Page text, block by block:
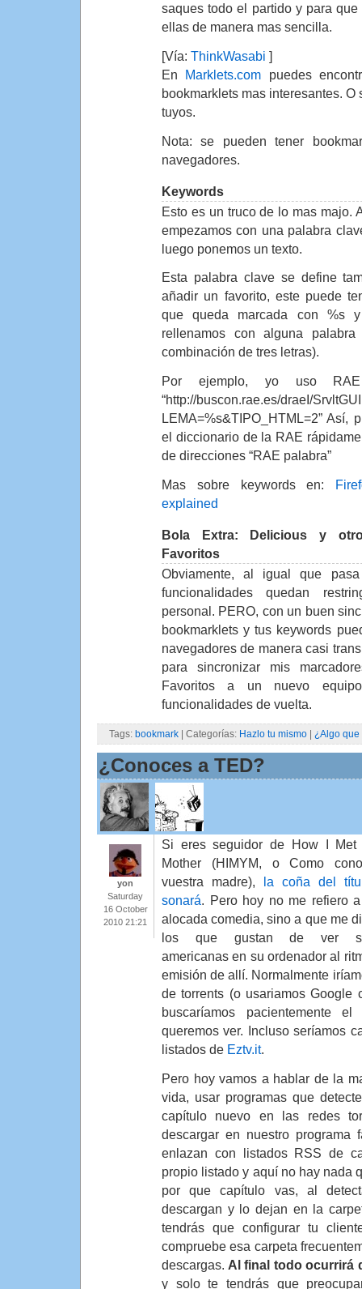
saques todo el partido y para
ellas de manera mas sencilla.
[Vía: ThinkWasabi ]
En Marklets.com puedes
bookmarklets mas interesantes. O
tuyos.
Nota: se pueden tener
navegadores.
Keywords
Esto es un truco de lo mas majo.
empezamos con una palabra
luego ponemos un texto.
Esta palabra clave se define
añadir un favorito, este puede
que queda marcada con %s
rellenamos con alguna
combinación de tres letras).
Por ejemplo, yo uso
“http://buscon.rae.es/draeI/
LEMA=%s&TIPO_HTML=2” Así,
el diccionario de la RAE
de direcciones “RAE palabra”
Mas sobre keywords en:
explained
Bola Extra: Delicious y
Favoritos
Obviamente, al igual que
funcionalidades quedan
personal. PERO, con un buen
bookmarklets y tus keywords
navegadores de manera casi
para sincronizar mis
Favoritos a un nuevo
funcionalidades de vuelta.
Tags: bookmark | Categorías: Hazlo tu mismo ¿Algo que
¿Conoces a TED?
yon
Saturday
16 October
2010 21:21
Si eres seguidor de How I Met
Mother (HIMYM, o Como
vuestra madre), la coña del
sonará. Pero hoy no me refiero
alocada comedia, sino a que me
los que gustan de ver
americanas en su ordenador al
emisión de allí. Normalmente
de torrents (o usariamos Google
buscaríamos pacientemente
queremos ver. Incluso seríamos
listados de Eztv.it.
Pero hoy vamos a hablar de la
vida, usar programas que
capítulo nuevo en las redes
descargar en nuestro programa
enlazan con listados RSS de
propio listado y aquí no hay nada
por que capítulo vas, al
descargan y lo dejan en la
tendrás que configurar tu
compruebe esa carpeta
descargas. Al final todo ocurrirá
y solo te tendrás que